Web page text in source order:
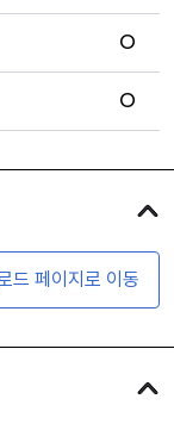
O
O
드 페이지로 이동